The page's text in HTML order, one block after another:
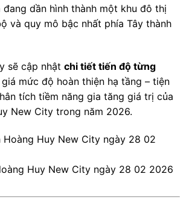
dần hình thành một khu đô thị
và quy mô bậc nhất phía Tây thành
sẽ cập nhật chi tiết tiến độ từng
giá mức độ hoàn thiện hạ tầng – tiện
tích tiềm năng gia tăng giá trị của
New City trong năm 2026.
Huy New City ngày 28 02 2026